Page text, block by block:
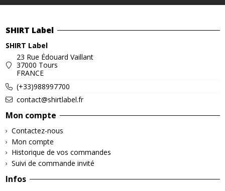
SHIRT Label
SHIRT Label
23 Rue Édouard Vaillant
37000 Tours
FRANCE
(+33)988997700
contact@shirtlabel.fr
Mon compte
Contactez-nous
Mon compte
Historique de vos commandes
Suivi de commande invité
Infos